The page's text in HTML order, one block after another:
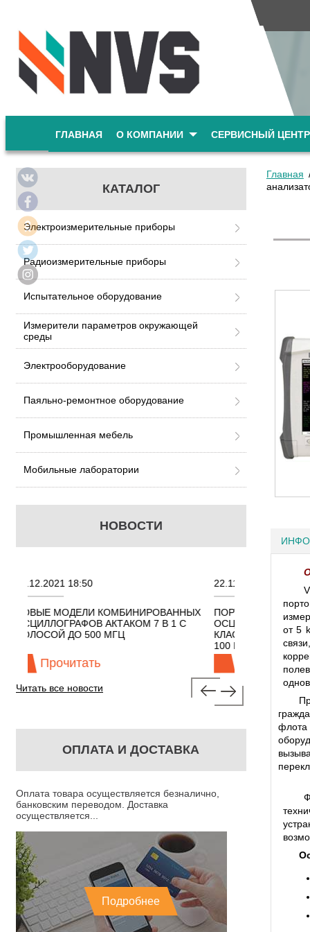
ГЛАВНАЯ О КОМПАНИИ СЕРВИСНЫЙ ЦЕНТР
КАТАЛОГ
Электроизмерительные приборы
Радиоизмерительные приборы
Испытательное оборудование
Измерители параметров окружающей
среды
Электрооборудование
Паяльно-ремонтное оборудование
Промышленная мебель
Мобильные лаборатории
НОВОСТИ
В 1 С
22.11.2021 18:41
ПОРТАТИВНЫЕ КОМБИНИРОВАННЫЕ
ОСЦИЛЛОГРАФЫ ЭКОНОМНОГО
КЛАССА АКТАКОМ "3 В 1" С ПОЛОСОЙ
Прочитать
Читать все новости
ОПЛАТА И ДОСТАВКА
Оплата товара осуществляется безналично,
банковским переводом. Доставка
осуществляется...
Подробнее
Главная
от 5
флота